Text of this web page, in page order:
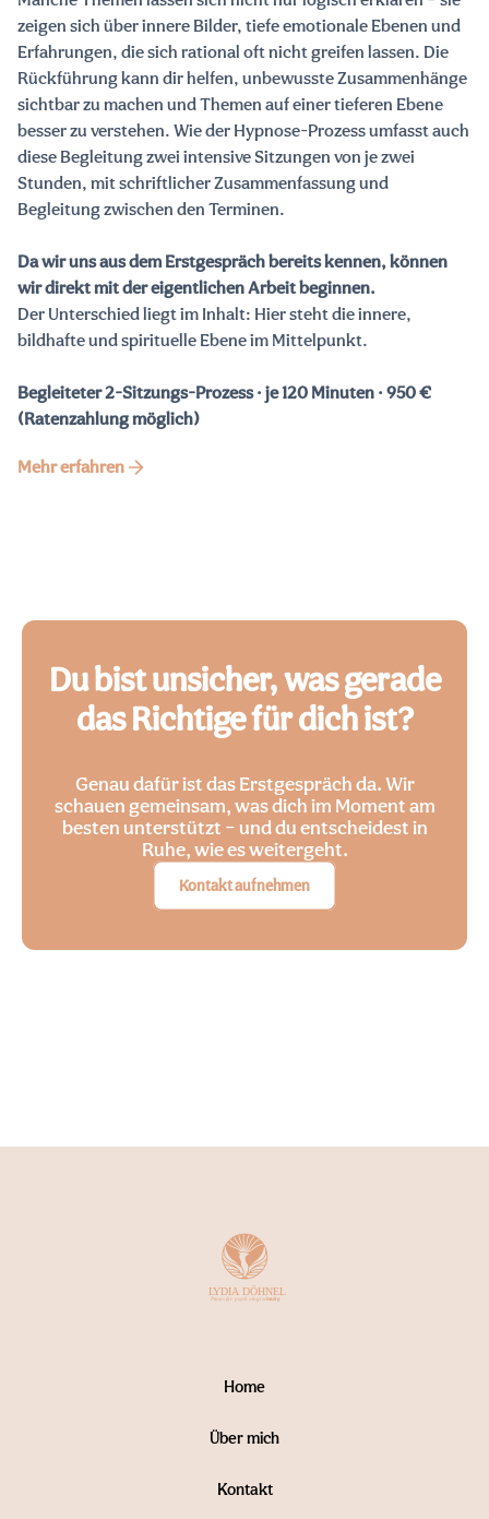
zeigen sich über innere Bilder, tiefe emotionale Ebenen und
Erfahrungen, die sich rational oft nicht greifen lassen. Die
Rückführung kann dir helfen, unbewusste Zusammenhänge
sichtbar zu machen und Themen auf einer tieferen Ebene
besser zu verstehen. Wie der Hypnose-Prozess umfasst auch
diese Begleitung zwei intensive Sitzungen von je zwei
Stunden, mit schriftlicher Zusammenfassung und
Begleitung zwischen den Terminen.
Da wir uns aus dem Erstgespräch bereits kennen, können
wir direkt mit der eigentlichen Arbeit beginnen.
Der Unterschied liegt im Inhalt: Hier steht die innere,
bildhafte und spirituelle Ebene im Mittelpunkt.
Begleiteter 2-Sitzungs-Prozess · je 120 Minuten · 950 €
(Ratenzahlung möglich)
Mehr erfahren
Du bist unsicher, was gerade
das Richtige für dich ist?
Genau dafür ist das Erstgespräch da. Wir
schauen gemeinsam, was dich im Moment am
besten unterstützt – und du entscheidest in
Ruhe, wie es weitergeht.
Kontakt aufnehmen
Home
Über mich
Kontakt